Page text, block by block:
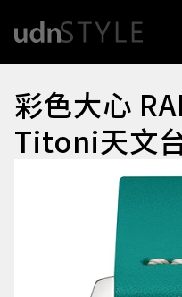
彩色大心
Titoni天文